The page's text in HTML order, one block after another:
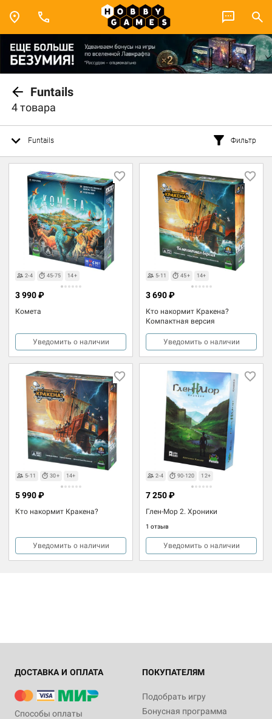
Funtails
4 товара
Funtails Фильтр
2-4 45-75 14+
Комета
3 990 ₽
Уведомить о наличии
5-11 45+ 14+
Кто накормит Кракена?
Компактная версия
3 690 ₽
Уведомить о наличии
5-11 30+ 14+
Кто накормит Кракена?
5 990 ₽
Уведомить о наличии
2-4 90-120 12+
Глен-Мор 2. Хроники
1 отзыв
7 250 ₽
Уведомить о наличии
ДОСТАВКА И ОПЛАТА
Способы оплаты
ПОКУПАТЕЛЯМ
Подобрать игру
Бонусная программа